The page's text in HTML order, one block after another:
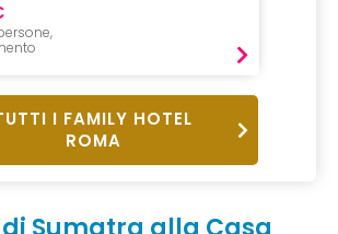
I FAMILY HOTEL
ROMA